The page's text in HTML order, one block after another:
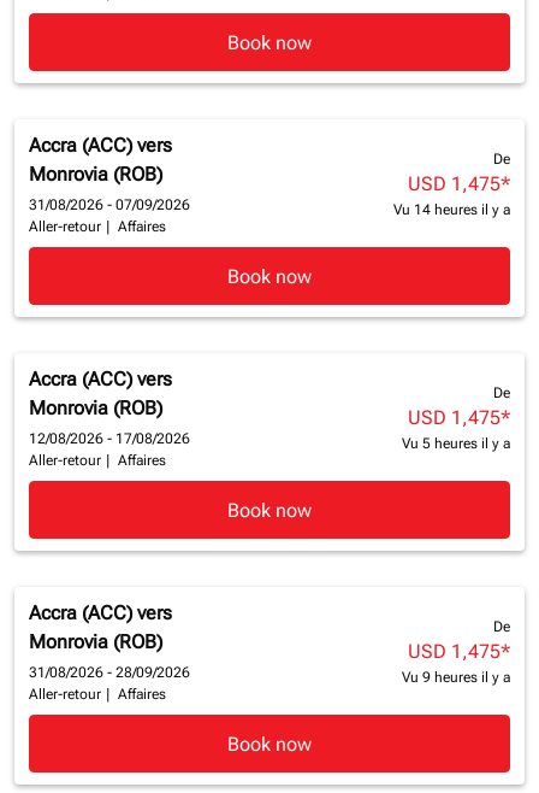
Book now
Accra (ACC) vers
Monrovia (ROB)
31/08/2026 - 07/09/2026
Aller-retour
Affaires
De
USD 1,475*
Vu 14 heures il y a
Book now
Accra (ACC) vers
Monrovia (ROB)
12/08/2026 - 17/08/2026
Aller-retour
Affaires
De
USD 1,475*
Vu 5 heures il y a
Book now
Accra (ACC) vers
Monrovia (ROB)
31/08/2026 - 28/09/2026
Aller-retour
Affaires
De
USD 1,475*
Vu 9 heures il y a
Book now